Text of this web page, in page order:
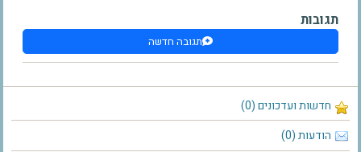
חדשות ועדכונים (0)
הודעות (0)
תגובות
תגובה חדשה